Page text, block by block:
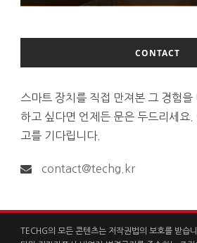
CONTACT
스마트 장치를 직접 만져본 그 경험을
하고 싶다면 언제든 문은 두드리세요.
고를 기다립니다.
contact@techg.kr
TECHG의 모든 콘텐츠는 저작권법의 보호를 받습